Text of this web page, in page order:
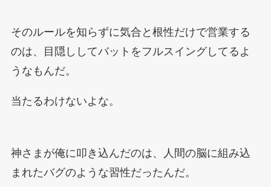
そのルールを知らずに気合と根性だけで営業する
のは、目隠ししてバットをフルスイングしてるよ
うなもんだ。
当たるわけないよな。
神さまが俺に叩き込んだのは、人間の脳に組み込
まれたバグのような習性だったんだ。